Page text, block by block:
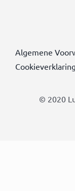
Algemene
Cookieverklaring
© 2020